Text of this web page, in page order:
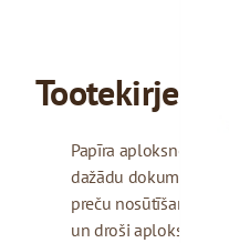
Tootekirjeldus
Papīra aploksnes ar
dažādu dokumentu,
preču nosūtīšanai.
un droši aploksni